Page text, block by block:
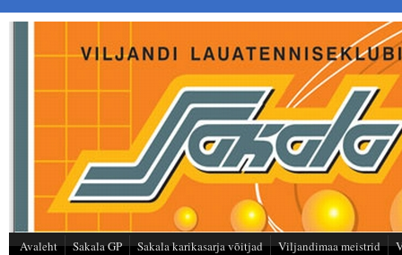
Liigu edasi põhisisu juurde
Avaleht Sakala GP Sakala karikasarja võitjad Viljandimaa meistrid